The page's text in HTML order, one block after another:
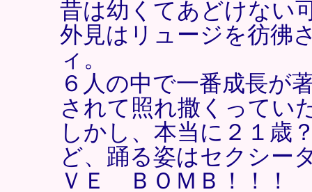
昔は幼くてあどけない
外見はリュージを彷彿
ィ。
６人の中で一番成長が
されて照れ撒くってい
しかし、本当に２１
ど、踊る姿はセクシ
ＶＥ ＢＯＭＢ！！！